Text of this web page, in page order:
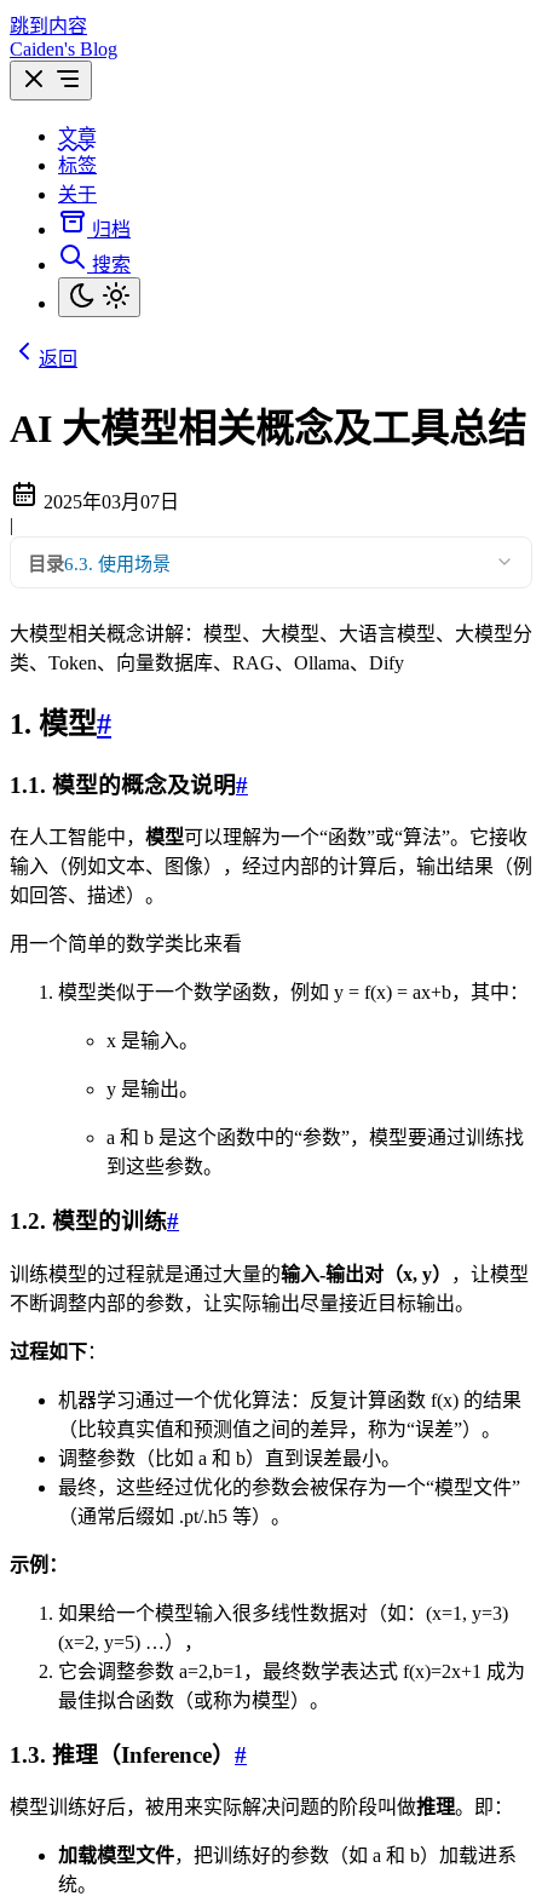
跳到内容
Caiden's Blog
文章
标签
关于
归档
搜索
返回
AI 大模型相关概念及工具总结
2025年03月07日
|
目录6.3. 使用场景
大模型相关概念讲解：模型、大模型、大语言模型、大模型分
类、Token、向量数据库、RAG、Ollama、Dify
1. 模型#
1.1. 模型的概念及说明#
在人工智能中， 模型可以理解为一个“函数”或“算法”。它接收
输入（例如文本、图像），经过内部的计算后，输出结果（例
如回答、描述）。
用一个简单的数学类比来看
模型类似于一个数学函数，例如 y = f(x) = ax+b，其中：
x 是输入。
y 是输出。
a 和 b 是这个函数中的“参数”，模型要通过训练找
到这些参数。
1.2. 模型的训练#
训练模型的过程就是通过大量的输入-输出对（x, y）
，让模型
不断调整内部的参数，让实际输出尽量接近目标输出。
过程如下：
机器学习通过一个优化算法：反复计算函数 f(x) 的结果
（比较真实值和预测值之间的差异，称为“误差”）。
调整参数（比如 a 和 b）直到误差最小。
最终，这些经过优化的参数会被保存为一个“模型文件”
（通常后缀如 .pt/.h5 等）。
示例：
如果给一个模型输入很多线性数据对（如：(x=1, y=3)
(x=2, y=5) …），
它会调整参数 a=2,b=1，最终数学表达式 f(x)=2x+1 成为
最佳拟合函数（或称为模型）。
1.3. 推理（Inference） #
模型训练好后，被用来实际解决问题的阶段叫做推理。即：
加载模型文件，把训练好的参数（如 a 和 b）加载进系
统。